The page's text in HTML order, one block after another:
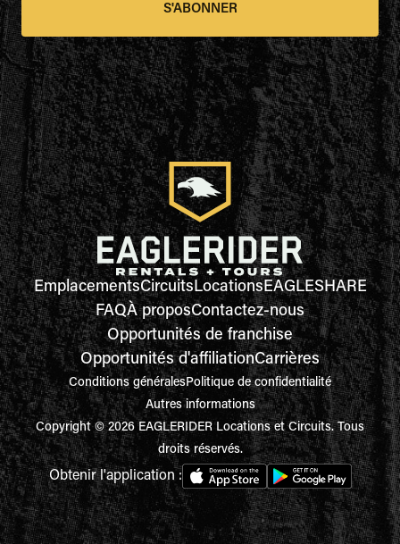
S'ABONNER
EmplacementsCircuitsLocationsEAGLESHARE
FAQÀ proposContactez-nous
Opportunités de franchise
Opportunités d'affiliationCarrières
Conditions généralesPolitique de confidentialité
Autres informations
Copyright © 2026 EAGLERIDER Locations et Circuits. Tous
droits réservés.
Obtenir l'application :